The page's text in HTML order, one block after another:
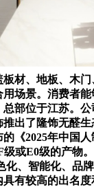
材、地板、木
场景。消费者
部位于江苏。
出了隆饰无醛
《2025年中国
或E0级的产
、智能化、
有较高的出名